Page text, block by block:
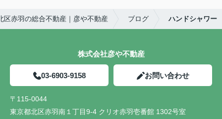
区赤羽の総合不動産｜彦や不動産 ブログ ハンドシャワー
株式会社彦や不動産
03-6903-9158 お問い合わせ
〒115-0044
東京都北区赤羽南１丁目9-4 クリオ赤羽壱番館 1302号室